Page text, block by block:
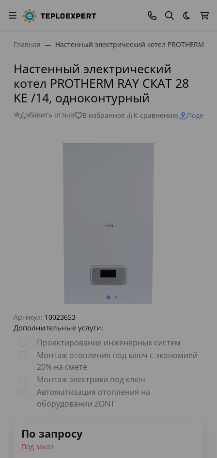
Темная
Главная Настенный электрический котел PROTHERM
Настенный электрический
котел PROTHERM RAY СКАТ 28
KE /14, одноконтурный
Добавить отзыв В избранное К сравнению
Артикул: 10023653
Дополнительные услуги:
Проектирование инженерных систем
Монтаж отопления под ключ с экономией
20% на смете
Монтаж электрики под ключ
Автоматизация отопления на
оборудовании ZONT
По запросу
Под заказ